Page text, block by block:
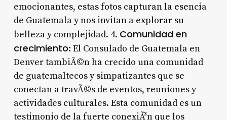
emocionantes, estas fotos capturan la esencia
de Guatemala y nos invitan a explorar su
belleza y complejidad. 4. Comunidad en
crecimiento: El Consulado de Guatemala en
Denver tambiÃ©n ha crecido una comunidad
de guatemaltecos y simpatizantes que se
conectan a travÃ©s de eventos, reuniones y
actividades culturales. Esta comunidad es un
testimonio de la fuerte conexiÃ³n que los